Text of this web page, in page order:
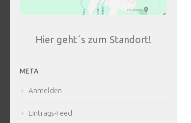
Hier geht´s zum Standort!
META
Anmelden
Eintrags-Feed